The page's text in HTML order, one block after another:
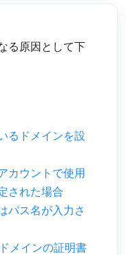
る原因として下
るドメインを設
カウントで使用
された場合
パス名が入力さ
メインの証明書